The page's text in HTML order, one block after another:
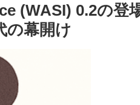
(WASI) 0.2の登
の幕開け